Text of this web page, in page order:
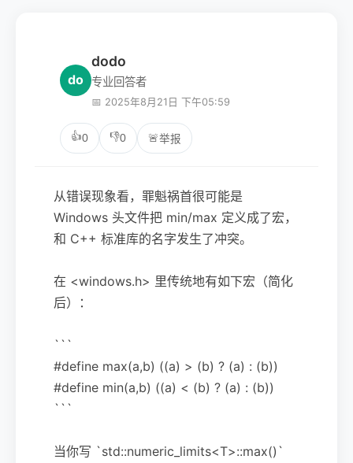
do
dodo
专业回答者
📅 2025年8月21日 下午05:59
👍0 👎0 🚨举报
从错误现象看，罪魁祸首很可能是
Windows 头文件把 min/max 定义成了宏，
和 C++ 标准库的名字发生了冲突。
在 <windows.h> 里传统地有如下宏（简化
后）：
```
#define max(a,b) ((a) > (b) ? (a) : (b))
#define min(a,b) ((a) < (b) ? (a) : (b))
```
当你写 `std::numeric_limits<T>::max()`